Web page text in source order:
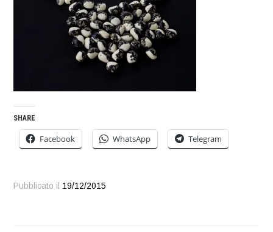
SHARE
Facebook WhatsApp Telegram
Pubblicato il 19/12/2015